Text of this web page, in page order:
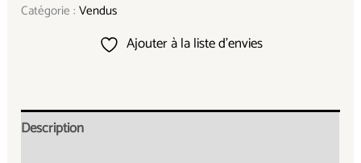
Catégorie :Vendus
Ajouter à la liste d’envies
Description